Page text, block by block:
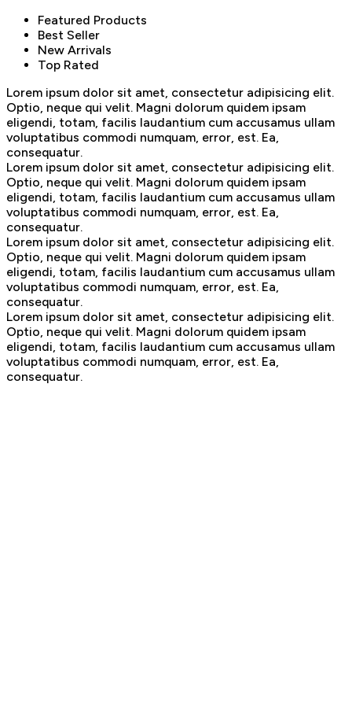
Featured Products
Best Seller
New Arrivals
Top Rated
Lorem ipsum dolor sit amet, consectetur adipisicing elit.
Optio, neque qui velit. Magni dolorum quidem ipsam
eligendi, totam, facilis laudantium cum accusamus ullam
voluptatibus commodi numquam, error, est. Ea,
consequatur.
Lorem ipsum dolor sit amet, consectetur adipisicing elit.
Optio, neque qui velit. Magni dolorum quidem ipsam
eligendi, totam, facilis laudantium cum accusamus ullam
voluptatibus commodi numquam, error, est. Ea,
consequatur.
Lorem ipsum dolor sit amet, consectetur adipisicing elit.
Optio, neque qui velit. Magni dolorum quidem ipsam
eligendi, totam, facilis laudantium cum accusamus ullam
voluptatibus commodi numquam, error, est. Ea,
consequatur.
Lorem ipsum dolor sit amet, consectetur adipisicing elit.
Optio, neque qui velit. Magni dolorum quidem ipsam
eligendi, totam, facilis laudantium cum accusamus ullam
voluptatibus commodi numquam, error, est. Ea,
consequatur.